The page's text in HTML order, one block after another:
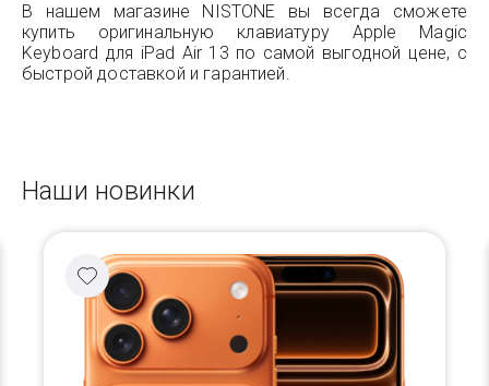
В нашем магазине NISTONE вы всегда сможете
купить оригинальную клавиатуру Apple Magic
Keyboard для iPad Air 13 по самой выгодной цене, с
быстрой доставкой и гарантией.
Наши новинки